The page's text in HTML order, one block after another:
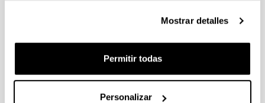
Mostrar detalles
Permitir todas
Personalizar
de movilidad en universidades nacionales e